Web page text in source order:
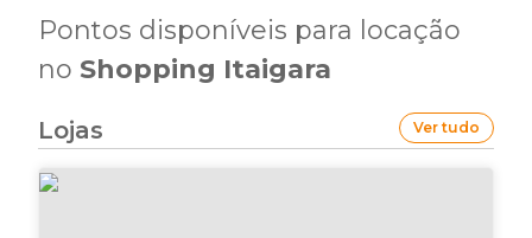
Pontos disponíveis para locação
no Shopping Itaigara
Ver tudo
Lojas